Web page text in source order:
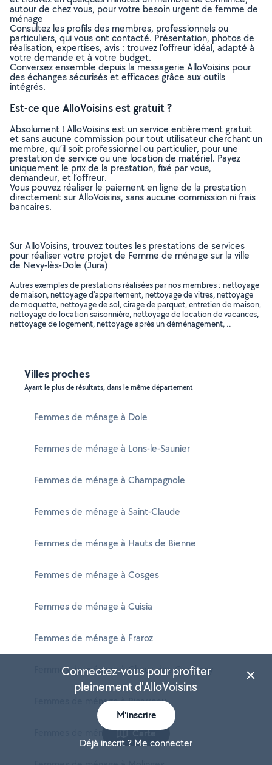
autour de chez vous, pour votre besoin urgent de femme de
ménage
Consultez les profils des membres, professionnels ou
particuliers, qui vous ont contacté. Présentation, photos de
réalisation, expertises, avis : trouvez l'offreur idéal, adapté à
votre demande et à votre budget.
Conversez ensemble depuis la messagerie AlloVoisins pour
des échanges sécurisés et efficaces grâce aux outils
intégrés.
Est-ce que AlloVoisins est gratuit ?
Absolument ! AlloVoisins est un service entièrement gratuit
et sans aucune commission pour tout utilisateur cherchant un
membre, qu’il soit professionnel ou particulier, pour une
prestation de service ou une location de matériel. Payez
uniquement le prix de la prestation, fixé par vous,
demandeur, et l’offreur.
Vous pouvez réaliser le paiement en ligne de la prestation
directement sur AlloVoisins, sans aucune commission ni frais
bancaires.
Sur AlloVoisins, trouvez toutes les prestations de services
pour réaliser votre projet de Femme de ménage sur la ville
de Nevy-lès-Dole (Jura)
Autres exemples de prestations réalisées par nos membres : nettoyage
de maison, nettoyage d'appartement, nettoyage de vitres, nettoyage
de moquette, nettoyage de sol, cirage de parquet, entretien de maison,
nettoyage de location saisonnière, nettoyage de location de vacances,
nettoyage de logement, nettoyage après un déménagement, ..
Villes proches
Ayant le plus de résultats, dans le même département
Femmes de ménage à Dole
Femmes de ménage à Lons-le-Saunier
Femmes de ménage à Champagnole
Femmes de ménage à Saint-Claude
Femmes de ménage à Hauts de Bienne
Femmes de ménage à Cosges
Femmes de ménage à Cuisia
Femmes de ménage à Fraroz
Femmes de ménage à Chaux-des-Crotenay
Femmes de ménage à Picarreau
Femmes de ménage à Balanod
Carte
Connectez-vous pour profiter
pleinement d'AlloVoisins
M'inscrire
Déjà inscrit ? Me connecter